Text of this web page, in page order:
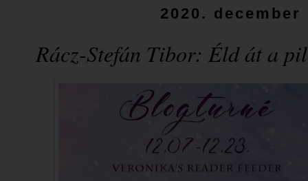
2020.
Rácz-Stefán Tibor: Éld át a